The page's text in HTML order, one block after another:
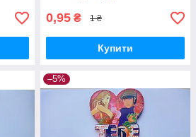
0,95 ₴ 1 ₴
Купити
–5%